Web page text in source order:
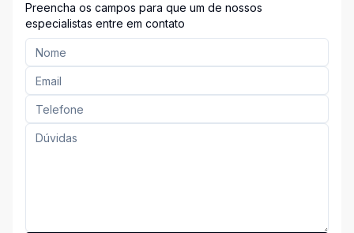
Preencha os campos para que um de nossos
especialistas entre em contato